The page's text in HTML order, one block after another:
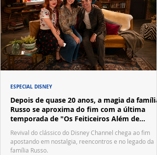
Depois de quase 20 anos, a magia da família
Russo se aproxima do fim com a última
temporada de "Os Feiticeiros Além de
Waverly Place"
Revival do clássico do Disney Channel chega ao fim
apostando em nostalgia, reencontros e no legado da
família Russo.
ESPECIAL DISNEY